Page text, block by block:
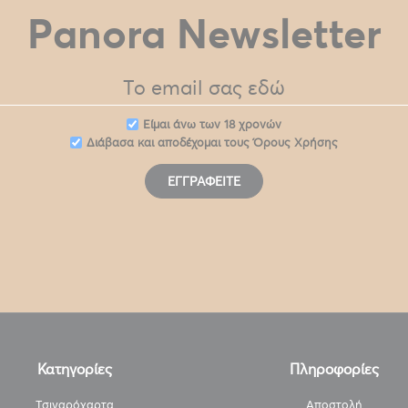
Panora Newsletter
Eίμαι άνω των 18 χρονών
Διάβασα και αποδέχομαι τουςΌρους Χρήσης
ΕΓΓΡΑΦΕΊΤΕ
Κατηγορίες
Τσιγαρόχαρτα
Πληροφορίες
Αποστολή